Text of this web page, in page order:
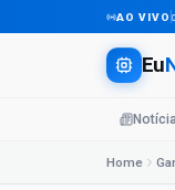
AO VIVO
Tecnologia em
Eu
Home